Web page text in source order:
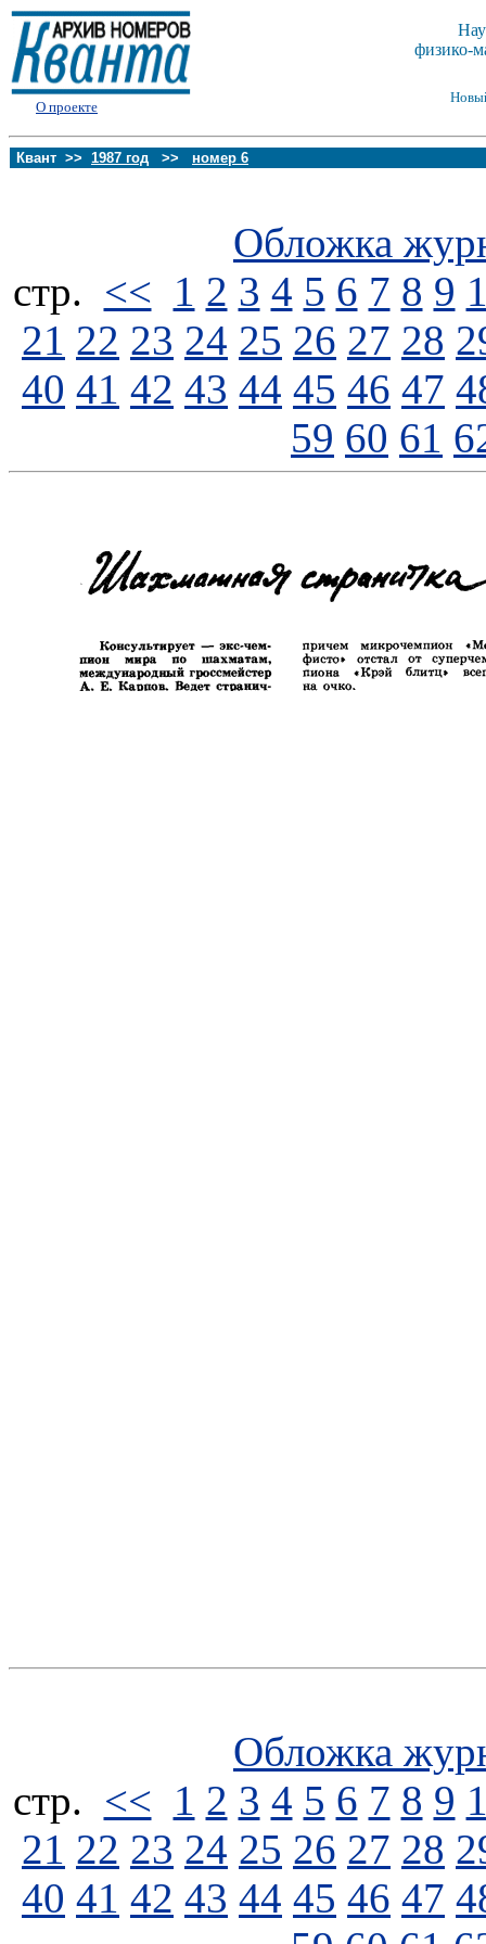
О проекте
физико-
Квант >> 1987 год >> номер 6
Обложка
стp. << 1 2 3 4 5 6 7 8 9
21 22 23 24 25 26 27 28
40 41 42 43 44 45 46 47
59 60 61
Обложка
стp. << 1 2 3 4 5 6 7 8 9
21 22 23 24 25 26 27 28
40 41 42 43 44 45 46 47